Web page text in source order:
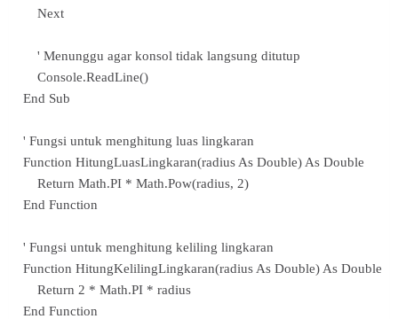
Next
' Menunggu agar konsol tidak langsung ditutup
Console.ReadLine()
End Sub
' Fungsi untuk menghitung luas lingkaran
Function HitungLuasLingkaran(radius As Double) As Double
Return Math.PI * Math.Pow(radius, 2)
End Function
' Fungsi untuk menghitung keliling lingkaran
Function HitungKelilingLingkaran(radius As Double) As Double
Return 2 * Math.PI * radius
End Function